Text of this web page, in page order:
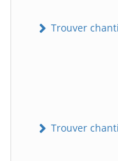
Trouver
Trouver